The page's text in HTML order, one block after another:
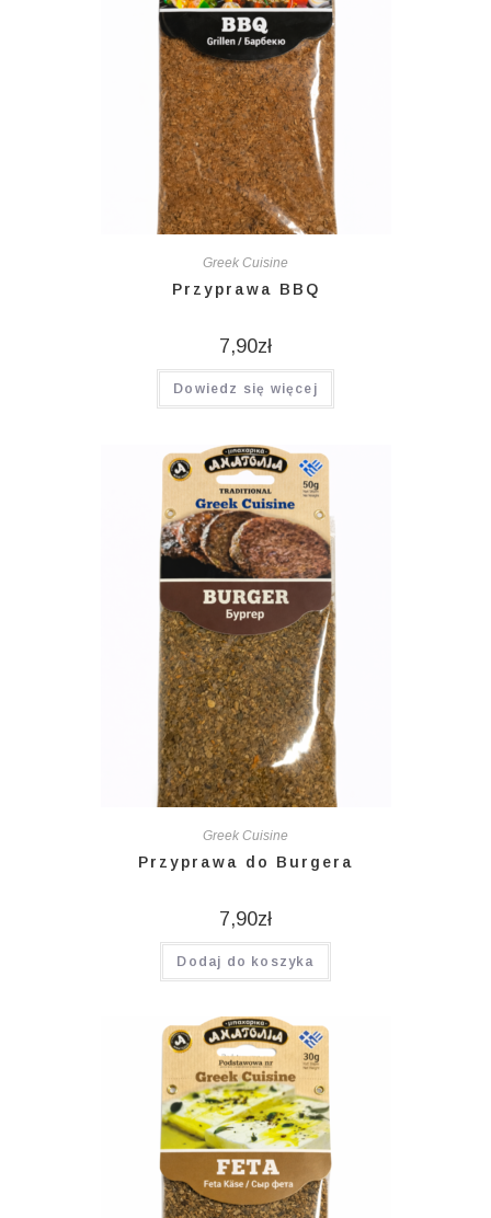
Greek Cuisine
Przyprawa BBQ
7,90zł
Dowiedz się więcej
Greek Cuisine
Przyprawa do Burgera
7,90zł
Dodaj do koszyka